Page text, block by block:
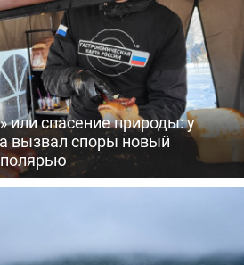
или спасение природы: у
вызвал споры новый